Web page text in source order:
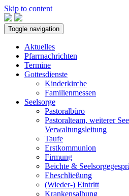
Skip to content
Toggle navigation
Aktuelles
Pfarrnachrichten
Termine
Gottesdienste
Kinderkirche
Familienmessen
Seelsorge
Pastoralbüro
Pastoralteam, weiterer
Verwaltungsleitung
Taufe
Erstkommunion
Firmung
Beichte &
Eheschließung
(Wieder-) Eintritt
Krankensalbung